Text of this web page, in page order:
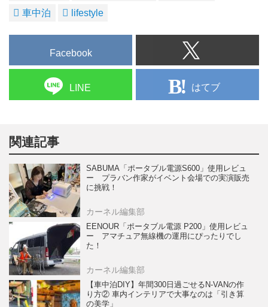
車中泊
lifestyle
Facebook
LINE はてブ
関連記事
SABUMA「ポータブル電源S600」使用レビュ
ー プラバン作家がイベント会場での実演販売
に挑戦！
カーネル編集部
EENOUR「ポータブル電源 P200」使用レビュ
ー アマチュア無線機の運用にぴったりでし
た！
カーネル編集部
【車中泊DIY】年間300日過ごせるN-VANの作
り方② 車内インテリアで大事なのは「引き算
の美学」